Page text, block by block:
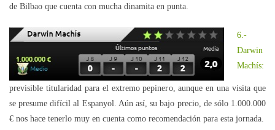
de Bilbao que cuenta con mucha dinamita en punta.
6.-
Darwin
Machís:
previsible titularidad para el extremo pepinero, aunque en una visita que
se presume difícil al Espanyol. Aún así, su bajo precio, de sólo 1.000.000
€ nos hace tenerlo muy en cuenta como recomendación para esta jornada.